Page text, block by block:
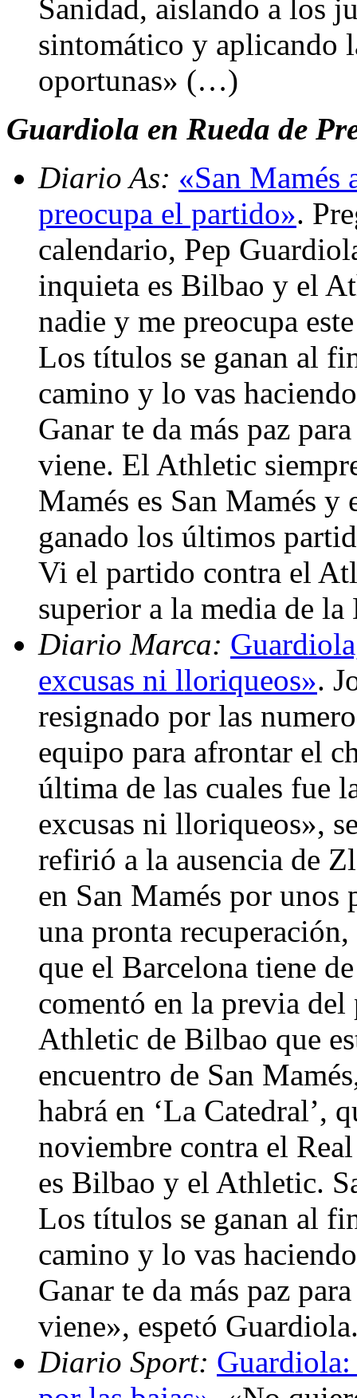
Sanidad, aislando a los
sintomático y aplicando
oportunas» (…)
Guardiola en Rueda de
Diario As: «San Mamés
preocupa el partido».
calendario, Pep
inquieta es Bilbao y el
nadie y me preocupa
Los títulos se ganan al
camino y lo vas
Ganar te da más paz
viene. El Athletic
Mamés es San Mamés
ganado los últimos
Vi el partido contra el
superior a la media de
Diario Marca:
excusas ni lloriqueos».
resignado por las
equipo para afrontar el
última de las cuales fue
excusas ni lloriqueos»,
refirió a la ausencia de
en San Mamés por unos
una pronta
que el Barcelona tiene
comentó en la previa
Athletic de Bilbao que
encuentro de San
habrá en ‘La Catedral’,
noviembre contra el
es Bilbao y el Athletic.
Los títulos se ganan al
camino y lo vas
Ganar te da más paz
viene», espetó
Diario Sport: